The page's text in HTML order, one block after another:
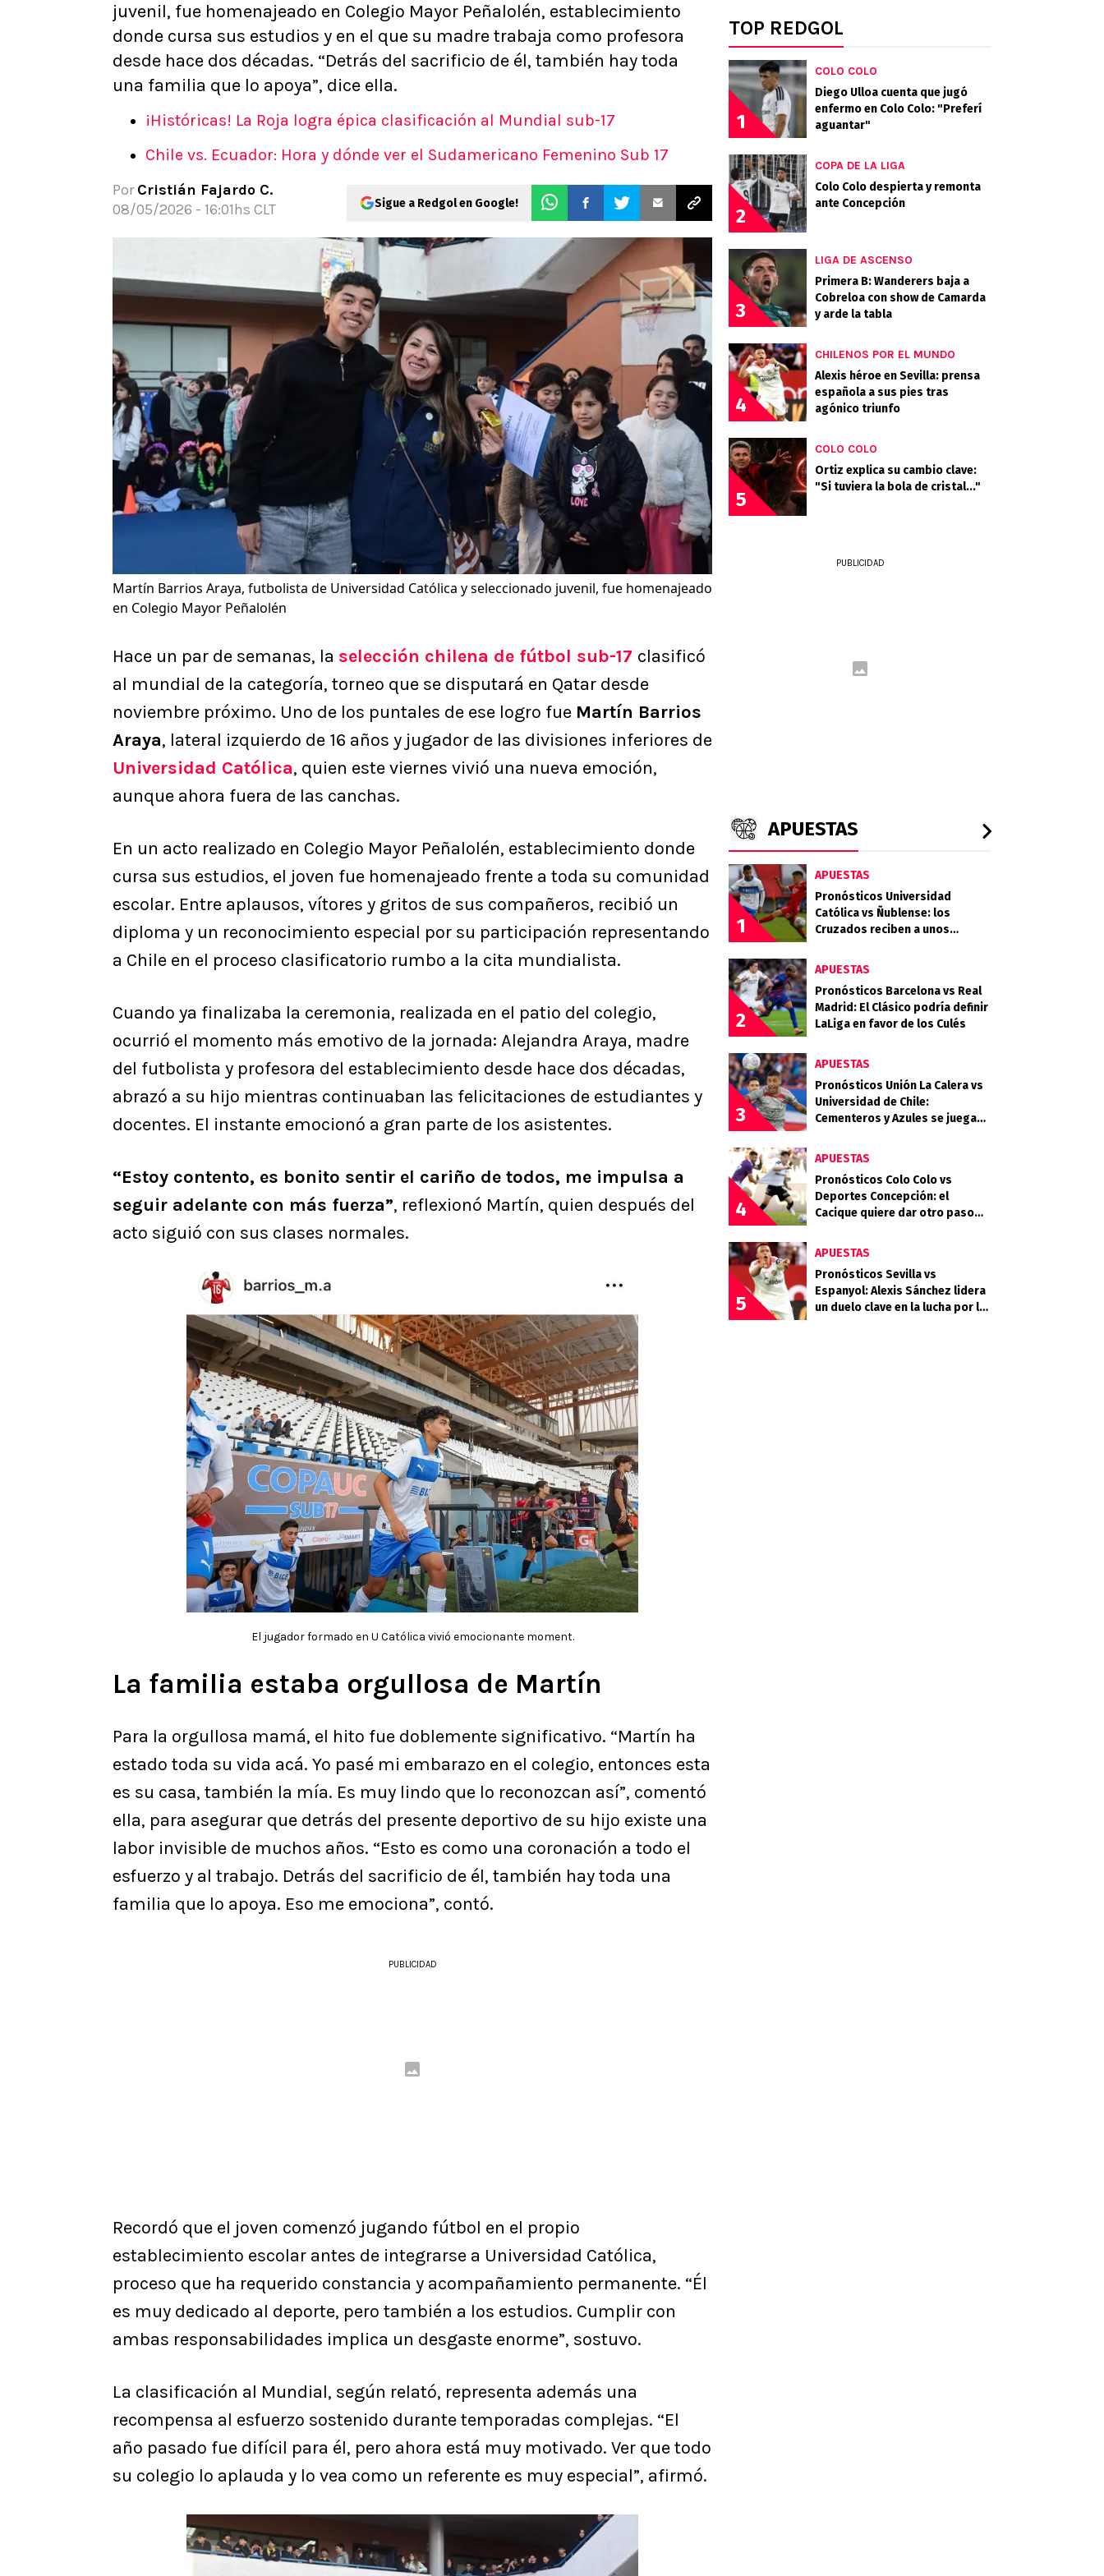
Apuestas Mundial 2026
juvenil, fue homenajeado en Colegio Mayor Peñalolén, establecimiento
donde cursa sus estudios y en el que su madre trabaja como profesora
desde hace dos décadas. “Detrás del sacrificio de él, también hay toda
una familia que lo apoya”, dice ella.
¡Históricas! La Roja logra épica clasificación al Mundial sub-17
Chile vs. Ecuador: Hora y dónde ver el Sudamericano Femenino Sub 17
Por Cristián Fajardo C.
08/05/2026 - 16:01hs CLT
Sigue a Redgol en Google!
Martín Barrios Araya, futbolista de Universidad Católica y seleccionado juvenil, fue homenajeado
en Colegio Mayor Peñalolén
Hace un par de semanas, la selección chilena de fútbol sub-17 clasificó
al mundial de la categoría, torneo que se disputará en Qatar desde
noviembre próximo. Uno de los puntales de ese logro fue Martín Barrios
Araya, lateral izquierdo de 16 años y jugador de las divisiones inferiores de
Universidad Católica, quien este viernes vivió una nueva emoción,
aunque ahora fuera de las canchas.
En un acto realizado en Colegio Mayor Peñalolén, establecimiento donde
cursa sus estudios, el joven fue homenajeado frente a toda su comunidad
escolar. Entre aplausos, vítores y gritos de sus compañeros, recibió un
diploma y un reconocimiento especial por su participación representando
a Chile en el proceso clasificatorio rumbo a la cita mundialista.
Cuando ya finalizaba la ceremonia, realizada en el patio del colegio,
ocurrió el momento más emotivo de la jornada: Alejandra Araya, madre
del futbolista y profesora del establecimiento desde hace dos décadas,
abrazó a su hijo mientras continuaban las felicitaciones de estudiantes y
docentes. El instante emocionó a gran parte de los asistentes.
“Estoy contento, es bonito sentir el cariño de todos, me impulsa a
seguir adelante con más fuerza”, reflexionó Martín, quien después del
acto siguió con sus clases normales.
El jugador formado en U Católica vivió emocionante moment.
La familia estaba orgullosa de Martín
Para la orgullosa mamá, el hito fue doblemente significativo. “Martín ha
estado toda su vida acá. Yo pasé mi embarazo en el colegio, entonces esta
es su casa, también la mía. Es muy lindo que lo reconozcan así”, comentó
ella, para asegurar que detrás del presente deportivo de su hijo existe una
labor invisible de muchos años. “Esto es como una coronación a todo el
esfuerzo y al trabajo. Detrás del sacrificio de él, también hay toda una
familia que lo apoya. Eso me emociona”, contó.
PUBLICIDAD
Recordó que el joven comenzó jugando fútbol en el propio
establecimiento escolar antes de integrarse a Universidad Católica,
proceso que ha requerido constancia y acompañamiento permanente. “Él
es muy dedicado al deporte, pero también a los estudios. Cumplir con
ambas responsabilidades implica un desgaste enorme”, sostuvo.
La clasificación al Mundial, según relató, representa además una
recompensa al esfuerzo sostenido durante temporadas complejas. “El
año pasado fue difícil para él, pero ahora está muy motivado. Ver que todo
su colegio lo aplauda y lo vea como un referente es muy especial”, afirmó.
TOP REDGOL
1
COLO COLO
Diego Ulloa cuenta que jugó
enfermo en Colo Colo: "Preferí
aguantar"
2
COPA DE LA LIGA
Colo Colo despierta y remonta
ante Concepción
3
LIGA DE ASCENSO
Primera B: Wanderers baja a
Cobreloa con show de Camarda
y arde la tabla
4
CHILENOS POR EL MUNDO
Alexis héroe en Sevilla: prensa
española a sus pies tras
agónico triunfo
5
COLO COLO
Ortiz explica su cambio clave:
"Si tuviera la bola de cristal..."
PUBLICIDAD
APUESTAS
1
APUESTAS
Pronósticos Universidad
Católica vs Ñublense: los
Cruzados reciben a unos
clasificar
2
APUESTAS
Pronósticos Barcelona vs Real
Madrid: El Clásico podría definir
LaLiga en favor de los Culés
3
APUESTAS
Pronósticos Unión La Calera vs
Universidad de Chile:
Cementeros y Azules se juegan
4
APUESTAS
Pronósticos Colo Colo vs
Deportes Concepción: el
Cacique quiere dar otro paso
5
APUESTAS
Pronósticos Sevilla vs
Espanyol: Alexis Sánchez lidera
un duelo clave en la lucha por la